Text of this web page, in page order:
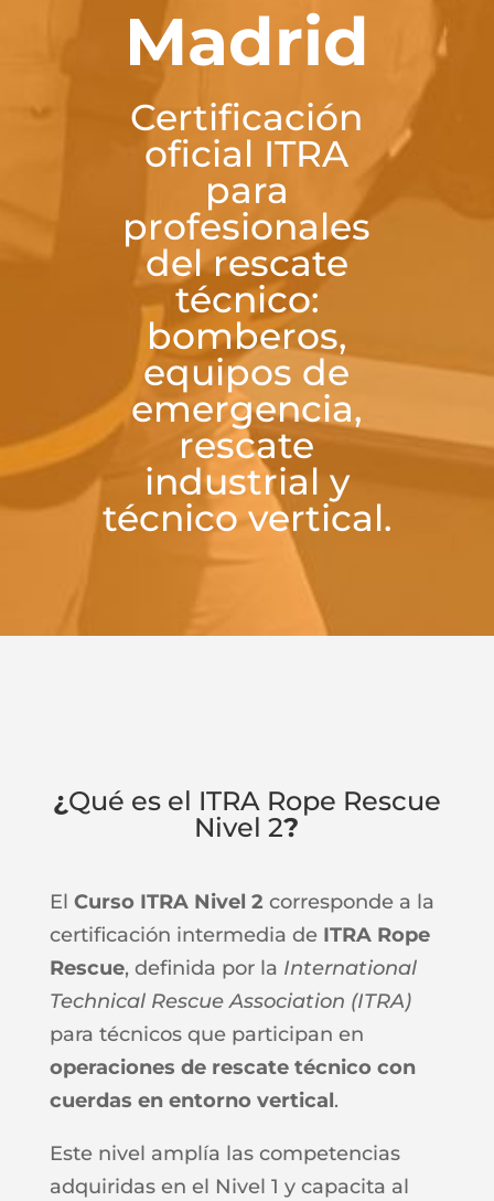
Madrid
Certificación
oficial ITRA
para
profesionales
del rescate
técnico:
bomberos,
equipos de
emergencia,
rescate
industrial y
técnico vertical.
¿Qué es el ITRA Rope Rescue
Nivel 2?
El Curso ITRA Nivel 2 corresponde a la
certificación intermedia de ITRA Rope
Rescue, definida por la International
Technical Rescue Association (ITRA)
para técnicos que participan en
operaciones de rescate técnico con
cuerdas en entorno vertical.
Este nivel amplía las competencias
adquiridas en el Nivel 1 y capacita al